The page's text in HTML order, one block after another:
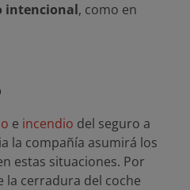
intencional, como en
e incendio del seguro a
la compañía asumirá los
estas situaciones. Por
la cerradura del coche